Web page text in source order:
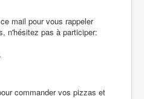
mail pour vous rappeler
n'hésitez pas à participer:
commander vos pizzas et